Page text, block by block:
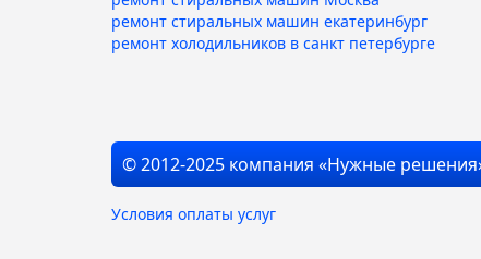
ремонт стиральных машин екатеринбург
ремонт холодильников в санкт петербурге
© 2012-2025 компания «Нужные
Условия оплаты услуг